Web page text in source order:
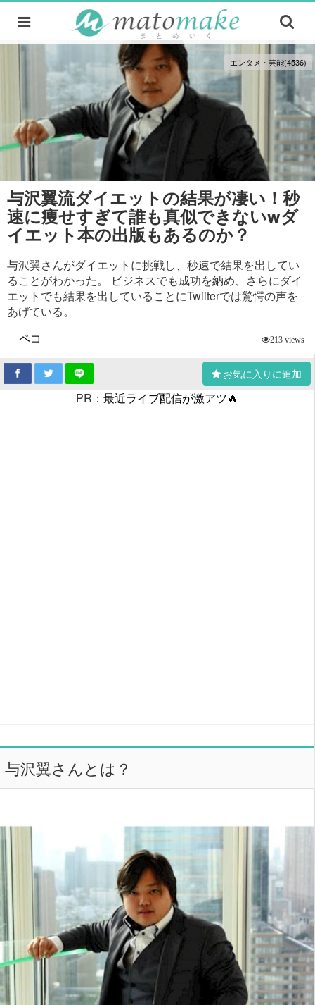
エンタメ・芸能(4536)
与沢翼流ダイエットの結果が凄い！秒
速に痩せすぎて誰も真似できないwダ
イエット本の出版もあるのか？
与沢翼さんがダイエットに挑戦し、秒速で結果を出してい
ることがわかった。 ビジネスでも成功を納め、さらにダイ
エットでも結果を出していることにTwiiterでは驚愕の声を
あげている。
ペコ
213 views
お気に入りに追加
PR： 最近ライブ配信が激アツ🔥
与沢翼さんとは？